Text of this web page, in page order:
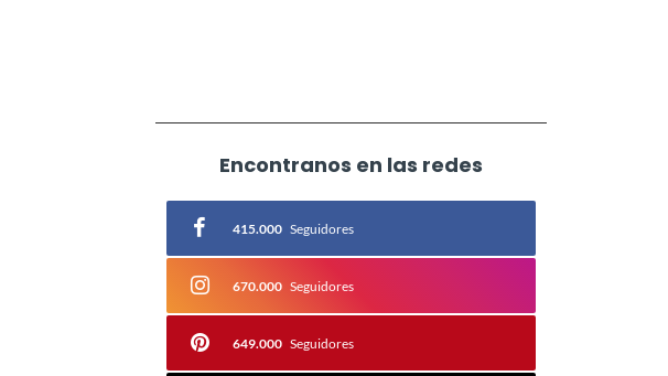
Encontranos en las redes
415.000 Seguidores
670.000 Seguidores
649.000 Seguidores